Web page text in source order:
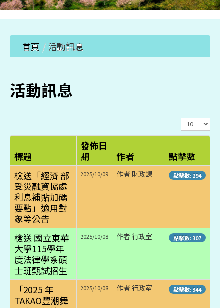
觀光導覽
便民服務
首頁 / 活動訊息
活動訊息
顯
示
數
標題
發佈日
期
作者
點擊數
檢送「經濟 部
受災融資協處
利息補貼加碼
要點」適用對
象等公告
2025/10/09 作者 財政課 點擊數: 294
檢送 國立東華
大學115學年
度法律學系碩
士班甄試招生
2025/10/08 作者 行政室 點擊數: 307
「2025 年
TAKAO豐潮舞
2025/10/08 作者 行政室 點擊數: 344